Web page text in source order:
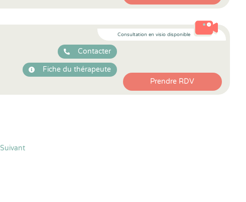
Consultation en visio disponible
Contacter
Fiche du thérapeute
Prendre RDV
Suivant